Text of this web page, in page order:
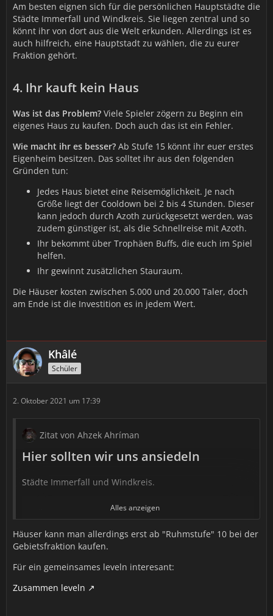
Am besten eignen sich für die persönlichen Hauptstädte die
Städte Immerfall und Windkreis. Sie liegen zentral und so
könnt ihr von dort aus die Welt erkunden. Allerdings ist es
auch hilfreich, eine Hauptstadt zu wählen, die zu eurer
Fraktion gehört.
4. Ihr kauft kein Haus
Was ist das Problem? Viele Spieler zögern zu Beginn ein
eigenes Haus zu kaufen. Doch auch das ist ein Fehler.
Wie macht ihr es besser? Ab Stufe 15 könnt ihr euer erstes
Eigenheim besitzen. Das solltet ihr aus den folgenden
Gründen tun:
Jedes Haus bietet eine Reisemöglichkeit. Je nach
Größe liegt der Cooldown bei 2 bis 4 Stunden. Dieser
kann jedoch durch Azoth zurückgesetzt werden, was
zudem günstiger ist, als die Schnellreise mit Azoth.
Ihr bekommt über Trophäen Buffs, die euch im Spiel
helfen.
Ihr gewinnt zusätzlichen Stauraum.
Die Häuser kosten zwischen 5.000 und 20.000 Taler, doch
am Ende ist die Investition es in jedem Wert.
Khâlé
Schüler
2. Oktober 2021 um 17:39
Zitat von Ahzek Ahríman
Hier sollten wir uns ansiedeln
Städte Immerfall und Windkreis.
Ihr habt keine echte “Hauptstadt”
Was ist das Problem?New World lässt euch beim Leveln
freie Hand. Ihr könnt euch das Gebiet aussuchen, in
Alles anzeigen
Häuser kann man allerdings erst ab "Ruhmstufe" 10 bei der
Gebietsfraktion kaufen.
Für ein gemeinsames leveln interesant:
Zusammen leveln